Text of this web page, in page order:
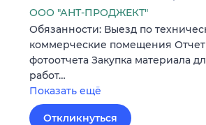
ООО "АНТ-ПРОДЖЕКТ"
Обязанности: Выезд по
коммерческие помещения
фотоотчета Закупка материала
работ…
Показать ещё
Откликнуться